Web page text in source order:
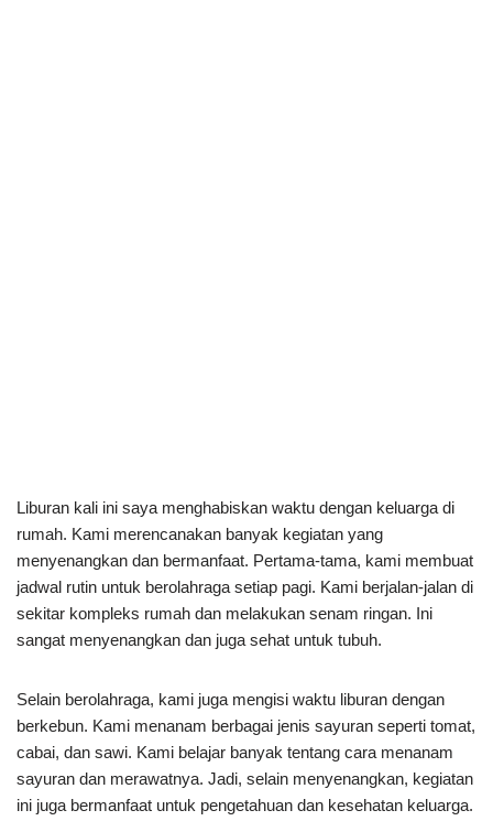
Liburan kali ini saya menghabiskan waktu dengan keluarga di
rumah. Kami merencanakan banyak kegiatan yang
menyenangkan dan bermanfaat. Pertama-tama, kami membuat
jadwal rutin untuk berolahraga setiap pagi. Kami berjalan-jalan di
sekitar kompleks rumah dan melakukan senam ringan. Ini
sangat menyenangkan dan juga sehat untuk tubuh.
Selain berolahraga, kami juga mengisi waktu liburan dengan
berkebun. Kami menanam berbagai jenis sayuran seperti tomat,
cabai, dan sawi. Kami belajar banyak tentang cara menanam
sayuran dan merawatnya. Jadi, selain menyenangkan, kegiatan
ini juga bermanfaat untuk pengetahuan dan kesehatan keluarga.